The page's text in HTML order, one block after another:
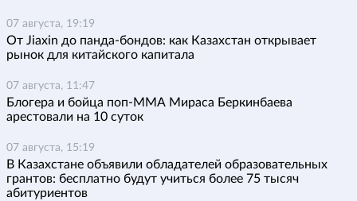
07 августа, 19:19
От Jiaxin до панда-бондов: как Казахстан открывает
рынок для китайского капитала
07 августа, 11:47
Блогера и бойца поп-ММА Мираса Беркинбаева
арестовали на 10 суток
07 августа, 15:19
В Казахстане объявили обладателей образовательных
грантов: бесплатно будут учиться более 75 тысяч
абитуриентов